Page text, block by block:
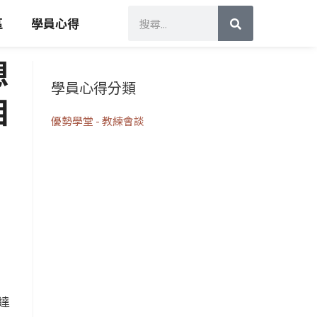
學員心得
搜
學員心得分類
優勢學堂 - 教練會談